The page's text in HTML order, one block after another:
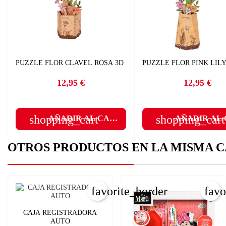
PUZZLE FLOR CLAVEL ROSA 3D
Precio
12,95 €
shopping_cart
AÑADIR AL CARRITO
PUZZLE FLOR PINK
Precio
12,95 €
shopping_cart
AÑADIR AL
OTROS PRODUCTOS EN LA MISMA
CAJA REGISTRADORA
AUTO
favorite_border